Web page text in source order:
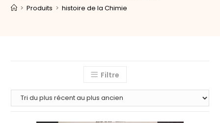
> Produits > histoire de la Chimie
Filtre